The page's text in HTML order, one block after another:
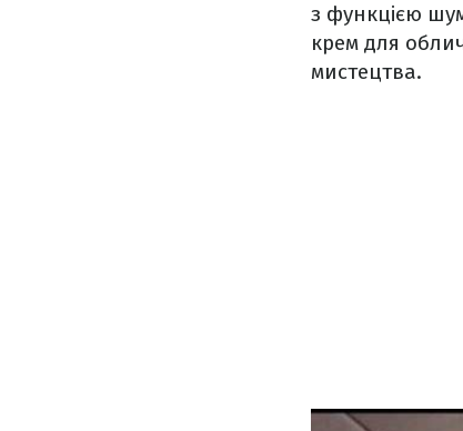
з функцією
крем для
мистецтва.